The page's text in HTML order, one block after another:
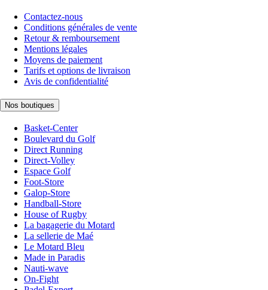
Contactez-nous
Conditions générales de vente
Retour & remboursement
Mentions légales
Moyens de paiement
Tarifs et options de livraison
Avis de confidentialité
Nos boutiques
Basket-Center
Boulevard du Golf
Direct Running
Direct-Volley
Espace Golf
Foot-Store
Galop-Store
Handball-Store
House of Rugby
La bagagerie du Motard
La sellerie de Maé
Le Motard Bleu
Made in Paradis
Nauti-wave
On-Fight